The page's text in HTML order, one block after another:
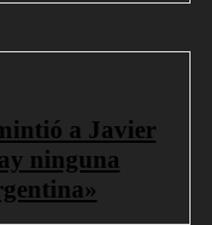
a Javier
ninguna